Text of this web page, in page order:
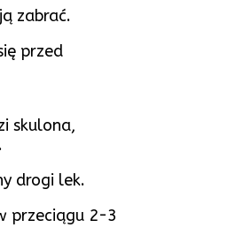
zabrać.
przed
skulona,
drogi lek.
przeciągu 2-3